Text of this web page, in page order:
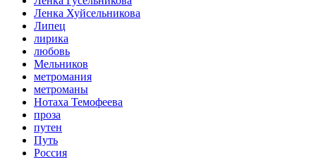
Ленка Хуйсельникова
Липец
лирика
любовь
Мельников
метромания
метроманы
Нотаха Темофеева
проза
путен
Путь
Россия